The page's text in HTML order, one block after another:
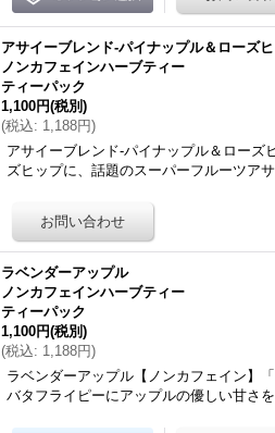
アサイーブレンド-パイナップル＆ローズ
ノンカフェインハーブティー
ティーパック
1,100円(税別)
(税込: 1,188円)
アサイーブレンド-パイナップル＆ローズ
ズヒップに、話題のスーパーフルーツア
ラベンダーアップル
ノンカフェインハーブティー
ティーパック
1,100円(税別)
(税込: 1,188円)
ラベンダーアップル【ノンカフェイン】
バタフライピーにアップルの優しい甘さ